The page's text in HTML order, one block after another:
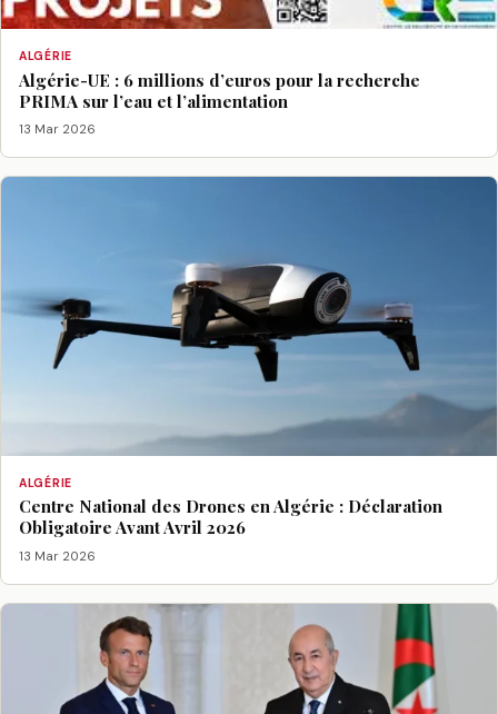
ALGÉRIE
Algérie-UE : 6 millions d’euros pour la recherche
PRIMA sur l’eau et l’alimentation
13 Mar 2026
ALGÉRIE
Centre National des Drones en Algérie : Déclaration
Obligatoire Avant Avril 2026
13 Mar 2026